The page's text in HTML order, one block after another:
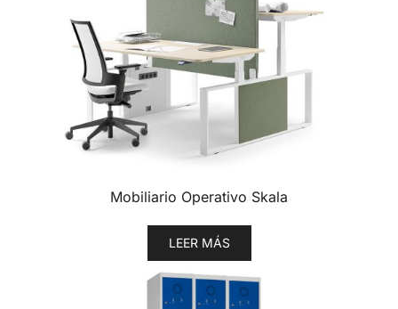
Mobiliario Operativo Skala
LEER MÁS